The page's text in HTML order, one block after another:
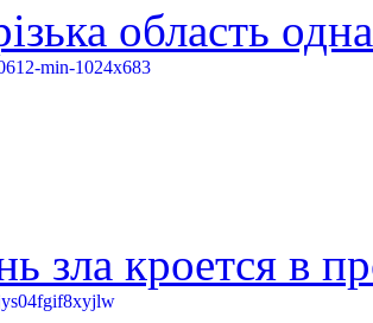
область
зла кроется в